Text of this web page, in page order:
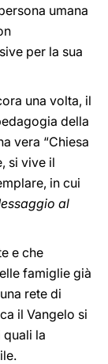
umana
per la sua
una volta, il
della
vera “Chiesa
si vive il
in cui
al
e che
famiglie già
rete di
il Vangelo si
la